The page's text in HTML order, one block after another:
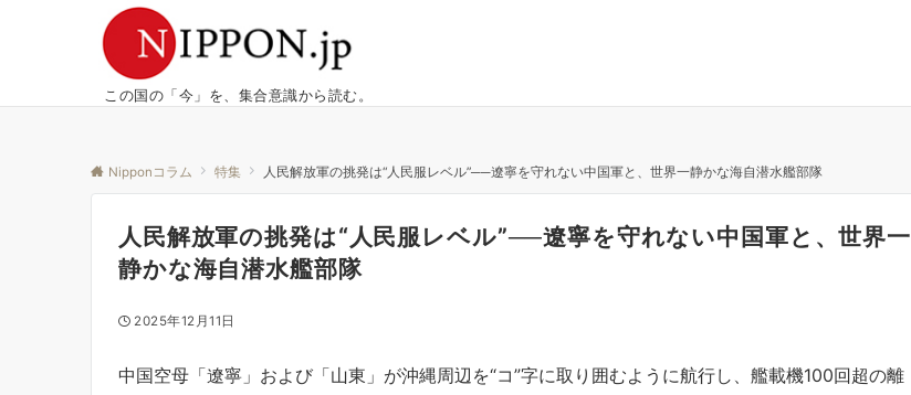
この国の「今」を、集合意識から読む。
Nipponコラム 特集 人民解放軍の挑発は“人民服レベル”──遼寧を守れない中国軍と、世界一静かな海自潜水艦部隊
人民解放軍の挑発は“人民服レベル”──遼寧を守れない中国軍と、世界一
静かな海自潜水艦部隊
2025年12月11日
中国空母「遼寧」および「山東」が沖縄周辺を“コ”字に取り囲むように航行し、艦載機100回超の離